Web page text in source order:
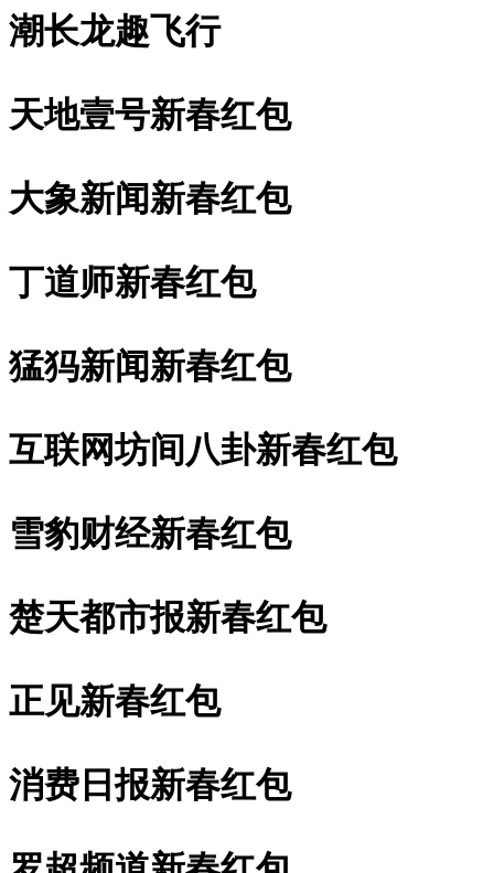
潮长龙趣飞行
天地壹号新春红包
大象新闻新春红包
丁道师新春红包
猛犸新闻新春红包
互联网坊间八卦新春红包
雪豹财经新春红包
楚天都市报新春红包
正见新春红包
消费日报新春红包